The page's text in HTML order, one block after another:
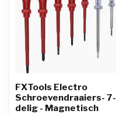
FXTools Electro
Schroevendraaiers- 7-
delig - Magnetisch